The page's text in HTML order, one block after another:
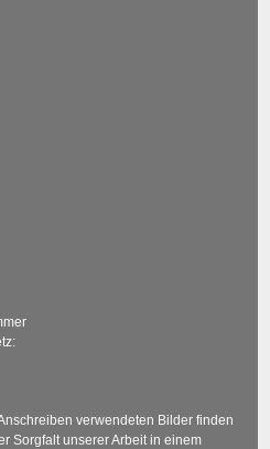
verwendeten Bilder finden
Sorgfalt unserer Arbeit in einem